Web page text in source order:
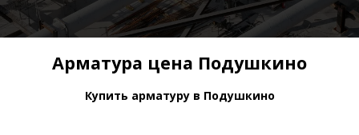
Арматура цена Подушкино
Купить арматуру в Подушкино